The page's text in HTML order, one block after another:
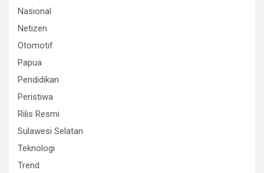
Nasional
Netizen
Otomotif
Papua
Pendidikan
Peristiwa
Rilis Resmi
Sulawesi Selatan
Teknologi
Trend